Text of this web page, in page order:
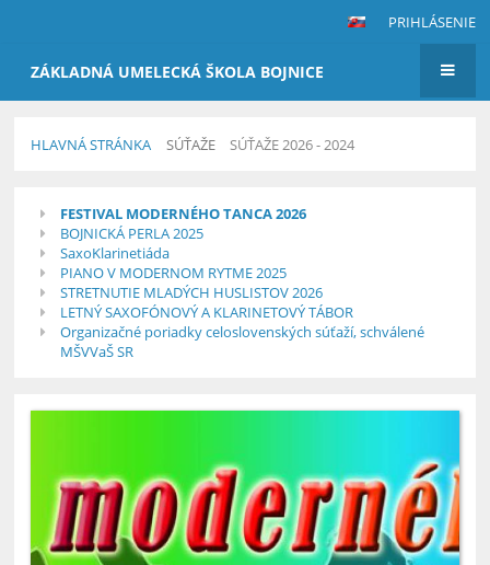
PRIHLÁSENIE
ZÁKLADNÁ UMELECKÁ ŠKOLA BOJNICE
HLAVNÁ STRÁNKA SÚŤAŽE SÚŤAŽE 2026 - 2024
Súťaže
2026
2024
FESTIVAL MODERNÉHO TANCA 2026
BOJNICKÁ PERLA 2025
SaxoKlarinetiáda
PIANO V MODERNOM RYTME 2025
STRETNUTIE MLADÝCH HUSLISTOV 2026
LETNÝ SAXOFÓNOVÝ A KLARINETOVÝ TÁBOR
Organizačné poriadky celoslovenských súťaží, schválené
MŠVVaŠ SR